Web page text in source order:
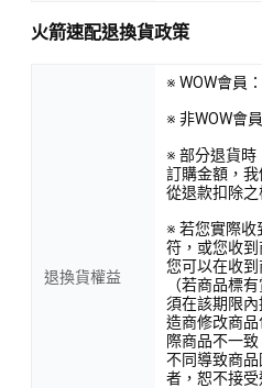
火箭速配退換貨政策
退換貨權益
※ WOW會員
※ 非WOW會
※ 部分退貨時
訂購金額，
從退款扣除之
※ 若您實際收
符，或您收到
您可以在收
（若商品標
須在該期限
造商修改商
際商品不一
不同導致商
者，恕不接受